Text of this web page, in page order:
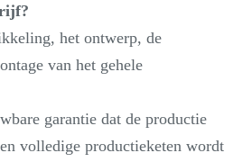
het ontwerp, de
van het gehele
garantie dat de productie
volledige productieketen wordt